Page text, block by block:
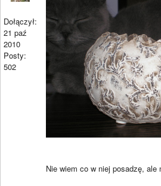
Dołączył:
21 paź
2010
Posty:
502
Nie wiem co w niej posadzę, ale